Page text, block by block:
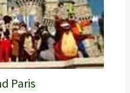
Paris